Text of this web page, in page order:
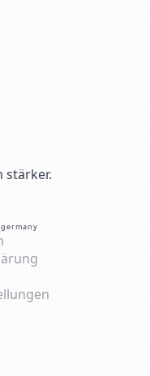
stärker.